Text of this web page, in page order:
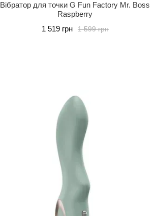
Вібратор для точки G Fun Factory Mr. Boss
Raspberry
1 599 грн
1 519 грн